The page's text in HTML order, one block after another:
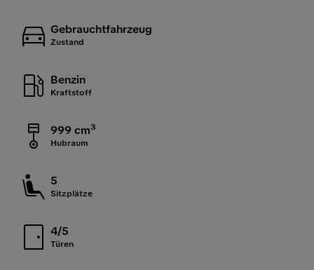
Gebrauchtfahrzeug
Zustand
Benzin
Kraftstoff
999 cm3
Hubraum
5
Sitzplätze
4/5
Türen